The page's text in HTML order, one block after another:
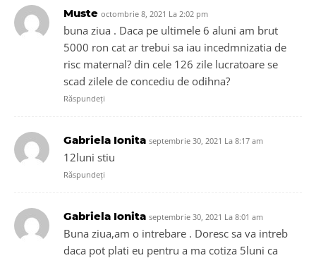
Muste octombrie 8, 2021 La 2:02 pm
buna ziua . Daca pe ultimele 6 aluni am brut
5000 ron cat ar trebui sa iau incedmnizatia de
risc maternal? din cele 126 zile lucratoare se
scad zilele de concediu de odihna?
Răspundeți
Gabriela Ionita septembrie 30, 2021 La 8:17 am
12luni stiu
Răspundeți
Gabriela Ionita septembrie 30, 2021 La 8:01 am
Buna ziua,am o intrebare . Doresc sa va intreb
daca pot plati eu pentru a ma cotiza 5luni ca